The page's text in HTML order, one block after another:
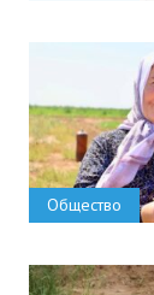
Общество